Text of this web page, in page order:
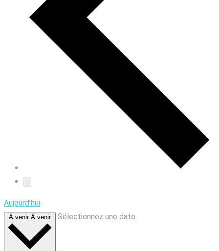
Aujourd’hui
À venir À venir Sélectionnez une date.